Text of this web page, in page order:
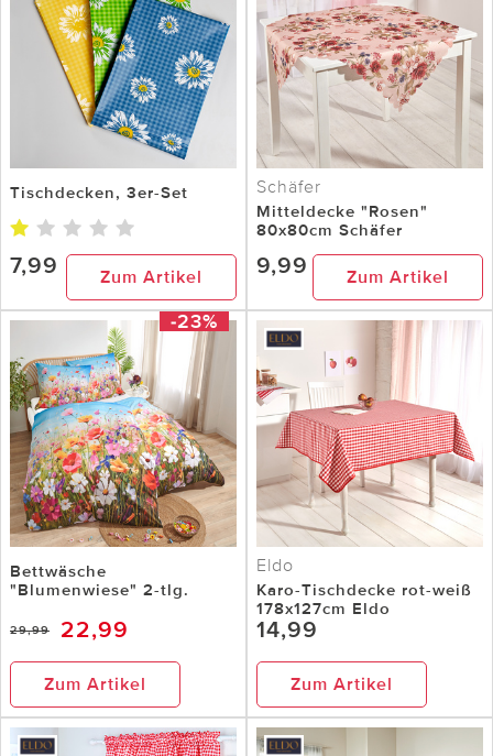
Tischdecken, 3er-Set
7,99 Zum Artikel
Schäfer
Mitteldecke "Rosen"
80x80cm Schäfer
9,99 Zum Artikel
-23%
Bettwäsche
"Blumenwiese" 2-tlg.
29,99 22,99
Zum Artikel
Eldo
Karo-Tischdecke rot-weiß
178x127cm Eldo
14,99
Zum Artikel